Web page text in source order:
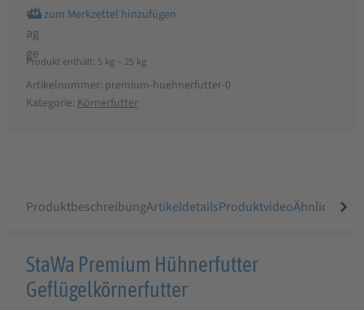
Produkt enthält: 5 kg – 25 kg
Artikelnummer: premium-huehnerfutter-0
Kategorie: Körnerfutter
ProduktbeschreibungArtikeldetailsProduktvideoÄhnliche
Produktbeschreibung
für
StaWa Premium Hühnerfutter
Geflügelkörnerfutter